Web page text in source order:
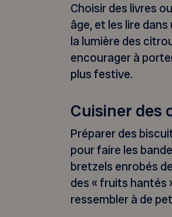
Choisir des livres
âge, et les lire
la lumière des
encourager à
plus festive.
Cuisiner des
Préparer des
pour faire les
bretzels enrobés
des « fruits hantés
ressembler à de